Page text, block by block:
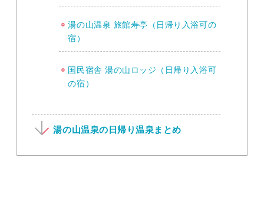
湯の山温泉 旅館寿亭（日帰り入浴可の
宿）
国民宿舎 湯の山ロッジ（日帰り入浴可
の宿）
湯の山温泉の日帰り温泉まとめ